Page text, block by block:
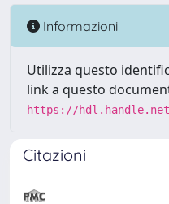
Informazioni
Utilizza questo
link a questo
https://hdl.handle.net/
Citazioni